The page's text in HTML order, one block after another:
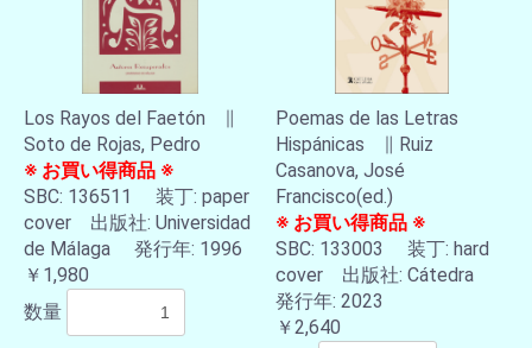
Los Rayos del Faetón ∥
Soto de Rojas, Pedro
※ お買い得商品 ※
SBC: 136511 装丁: paper
cover 出版社: Universidad
de Málaga 発行年: 1996
￥1,980
数量
Poemas de las Letras
Hispánicas ∥ Ruiz
Casanova, José
Francisco(ed.)
※ お買い得商品 ※
SBC: 133003 装丁: hard
cover 出版社: Cátedra
発行年: 2023
￥2,640